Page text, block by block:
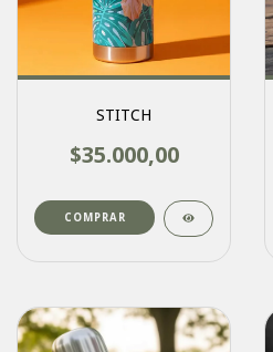
STITCH
$35.000,00
COMPRAR